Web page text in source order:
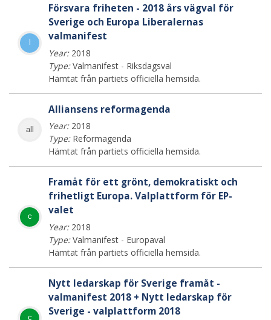
Försvara friheten - 2018 års vägval för
Sverige och Europa Liberalernas
valmanifest
Year:2018
Type:Valmanifest - Riksdagsval
Hämtat från partiets officiella hemsida.
all
Alliansens reformagenda
Year:2018
Type:Reformagenda
Hämtat från partiets officiella hemsida.
c
Framåt för ett grönt, demokratiskt och
frihetligt Europa. Valplattform för EP-
valet
Year:2018
Type:Valmanifest - Europaval
Hämtat från partiets officiella hemsida.
c
Nytt ledarskap för Sverige framåt -
valmanifest 2018 + Nytt ledarskap för
Sverige - valplattform 2018